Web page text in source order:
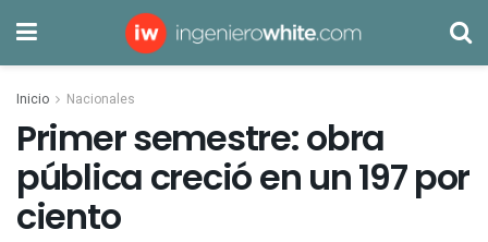
Inicio Nacionales
Primer semestre: obra
pública creció en un 197 por
ciento